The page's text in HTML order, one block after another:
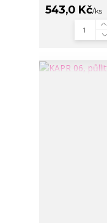
543,0 Kč/ks